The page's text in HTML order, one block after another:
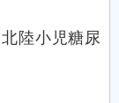
陸小児糖尿